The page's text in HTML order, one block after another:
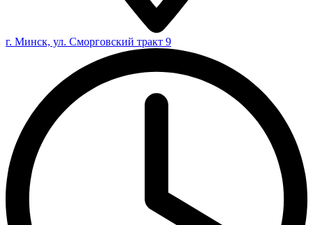
г. Минск, ул. Сморговский тракт 9